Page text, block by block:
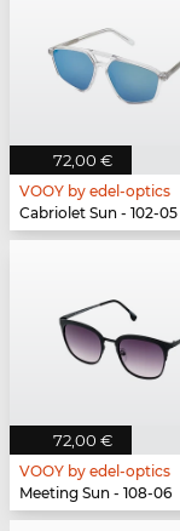
72,00 €
VOOY by edel-optics
Cabriolet Sun - 102-05
72,00 €
VOOY by edel-optics
Meeting Sun - 108-06